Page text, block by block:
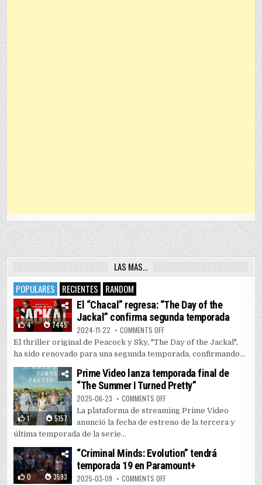
LAS MAS…
POPULARES
RECIENTES RANDOM
4 7445
El “Chacal” regresa: “The Day of the
Jackal” confirma segunda temporada
2024-11-22 COMMENTS OFFON EL “CHACAL” REGRESA: “THE
El thriller original de Peacock y Sky, "The Day of the Jackal",
ha sido renovado para una segunda temporada, confirmando...
1 5157
Prime Video lanza temporada final de
“The Summer I Turned Pretty”
2025-06-23 COMMENTS OFFON PRIME VIDEO LANZA
La plataforma de streaming Prime Video
anunció la fecha de estreno de la tercera y
última temporada de la serie...
0 3593
“Criminal Minds: Evolution” tendrá
temporada 19 en Paramount+
2025-03-09 COMMENTS OFFON “CRIMINAL MINDS: